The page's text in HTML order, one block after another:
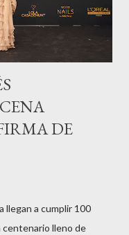
DE
llegan a cumplir 100
centenario lleno de